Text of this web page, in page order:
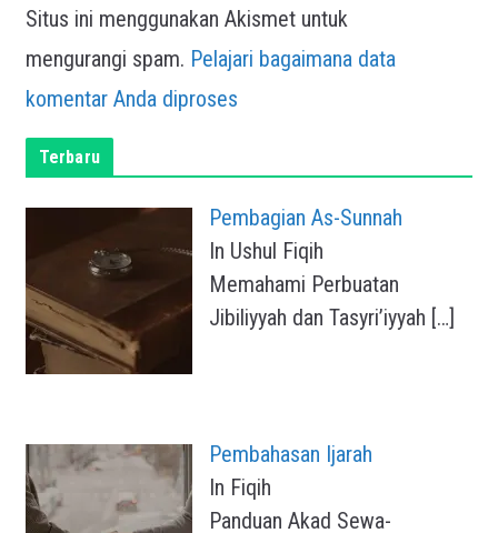
Situs ini menggunakan Akismet untuk
mengurangi spam. Pelajari bagaimana data
komentar Anda diproses
Terbaru
Pembagian As-Sunnah
In Ushul Fiqih
Memahami Perbuatan
Jibiliyyah dan Tasyri’iyyah […]
Pembahasan Ijarah
In Fiqih
Panduan Akad Sewa-